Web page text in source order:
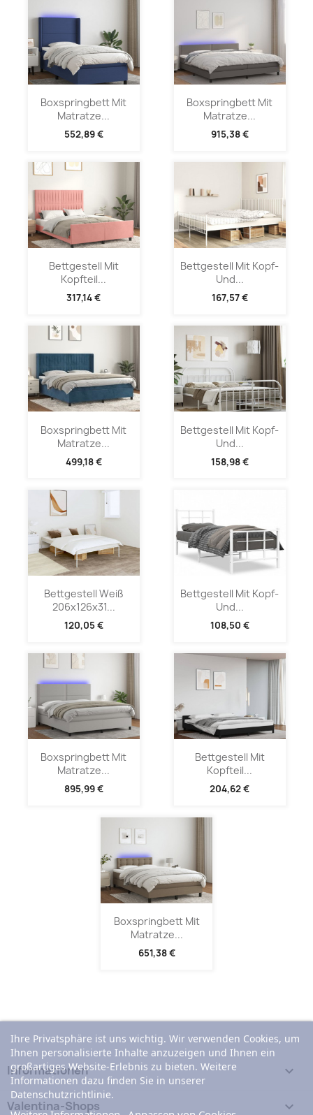
Boxspringbett Mit
Matratze...
552,89 €
Boxspringbett Mit
Matratze...
915,38 €
Bettgestell Mit
Kopfteil...
317,14 €
Bettgestell Mit Kopf-
Und...
167,57 €
Boxspringbett Mit
Matratze...
499,18 €
Bettgestell Mit Kopf-
Und...
158,98 €
Bettgestell Weiß
206x126x31...
120,05 €
Bettgestell Mit Kopf-
Und...
108,50 €
Boxspringbett Mit
Matratze...
895,99 €
Bettgestell Mit
Kopfteil...
204,62 €
Boxspringbett Mit
Matratze...
651,38 €
Informationen 
Valentina-Shops 
Ihre Privatsphäre ist uns wichtig. Wir verwenden Cookies, um
Ihnen personalisierte Inhalte anzuzeigen und Ihnen ein
großartiges Website-Erlebnis zu bieten. Weitere
Informationen dazu finden Sie in unserer
Datenschutzrichtlinie.